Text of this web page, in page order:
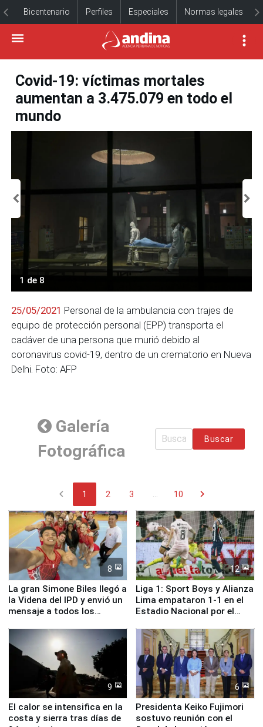
Bicentenario Perfiles Especiales Normas legales
Covid-19: víctimas mortales
aumentan a 3.475.079 en todo el
mundo
1 de 8
25/05/2021 Personal de la ambulancia con trajes de
equipo de protección personal (EPP) transporta el
cadáver de una persona que murió debido al
coronavirus covid-19, dentro de un crematorio en Nueva
Delhi. Foto: AFP
Galería
Fotográfica
Buscar
chevron_left 1 2 3 10 chevron_right
8
La gran Simone Biles llegó a
la Videna del IPD y envió un
mensaje a todos los
12
Liga 1: Sport Boys y Alianza
Lima empataron 1-1 en el
Estadio Nacional por el
9
El calor se intensifica en la
costa y sierra tras días de
6
Presidenta Keiko Fujimori
sostuvo reunión con el